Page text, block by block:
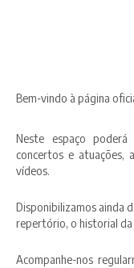
Bem-vindo à página
Neste espaço
concertos e atuações,
vídeos.
Disponibilizamos ainda
repertório, o historial
Acompanhe-nos